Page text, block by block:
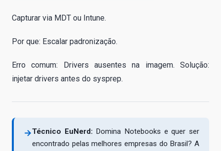
Capturar via MDT ou Intune.
Por que: Escalar padronização.
Erro comum: Drivers ausentes na imagem. Solução:
injetar drivers antes do sysprep.
→Técnico EuNerd: Domina Notebooks e quer ser
encontrado pelas melhores empresas do Brasil? A